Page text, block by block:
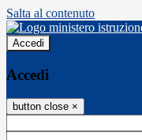
Salta al contenuto
Accedi
Accedi
button close ×